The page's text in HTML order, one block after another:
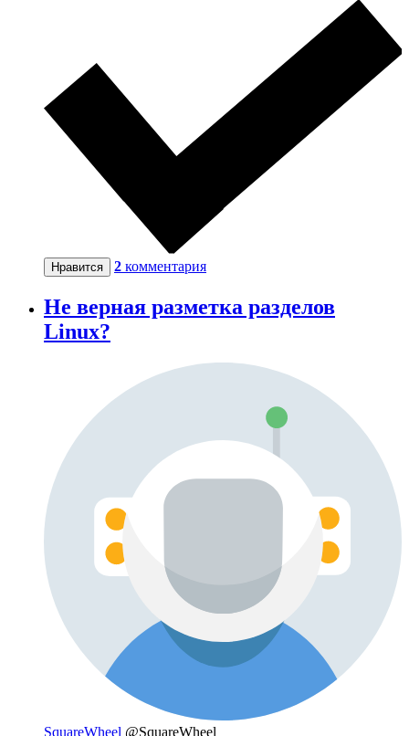
Нравится 2 комментария
Не верная разметка разделов
Linux?
SquareWheel @SquareWheel